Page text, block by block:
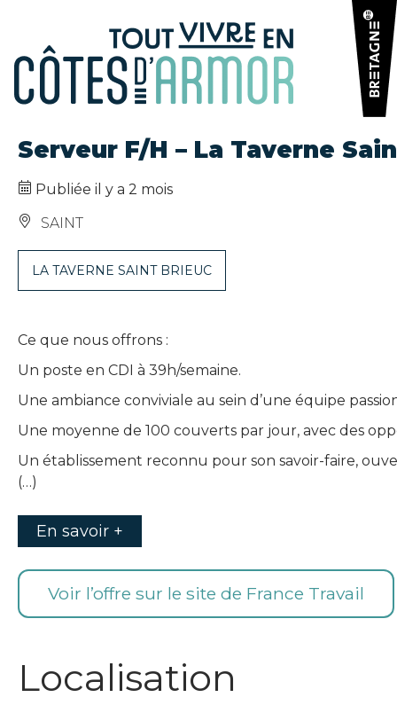
Serveur F/H – La Taverne
Publiée il y a 2 mois
SAINT
LA TAVERNE SAINT BRIEUC
Ce que nous offrons :
Un poste en CDI à 39h/semaine.
Une ambiance conviviale au sein d’une équipe
Une moyenne de 100 couverts par jour, avec des
Un établissement reconnu pour son savoir-faire,
(…)
En savoir +
Voir l’offre sur le site de France Travail
Localisation